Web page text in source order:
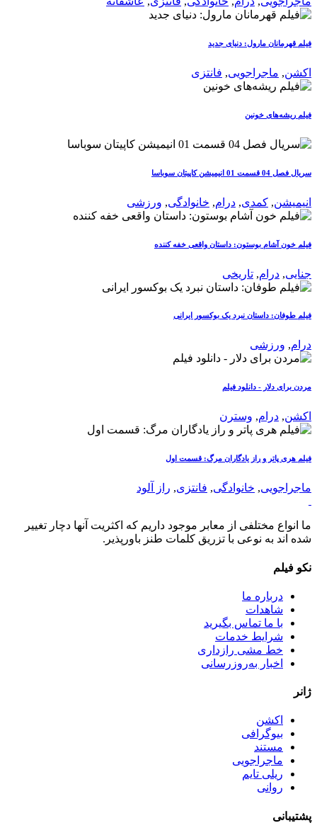
فیلم قهرمانان مارول: دنیای جدید
اکشن, ماجراجویی, فانتزی
فیلم ریشه‌های خونین
سریال فصل 04 قسمت 01 انیمیشن کاپیتان سوباسا
انیمیشن, کمدی, درام, خانوادگی, ورزشی
فیلم خون آشام بوستون: داستان واقعی خفه کننده
جنایی, درام, تاریخی
فیلم طوفان: داستان نبرد یک بوکسور ایرانی
درام, ورزشی
مردن برای دلار - دانلود فیلم
اکشن, درام, وسترن
فیلم هری پاتر و راز یادگاران مرگ: قسمت اول
ماجراجویی, خانوادگی, فانتزی, راز آلود
ما انواع مختلفی از معابر موجود داریم که اکثریت آنها دچار تغییر
شده اند به نوعی با تزریق کلمات طنز باورپذیر.
نکو فیلم
درباره ما
شاهدات
با ما تماس بگیرید
شرایط خدمات
خط مشی رازداری
اخبار به‌روزرسانی
ژانر
اکشن
بیوگرافی
مستند
ماجراجویی
ریلی تایم
روانی
پشتیبانی